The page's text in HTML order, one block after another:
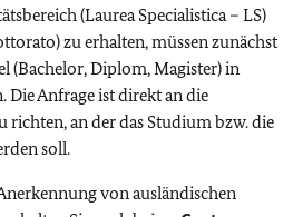
(Laurea Specialistica – LS)
zu erhalten, müssen zunächst
(Bachelor, Diplom, Magister) in
Die Anfrage ist direkt an die
richten, an der das Studium bzw. die
soll.
von ausländischen